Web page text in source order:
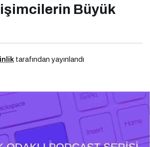
Büyük
tarafından yayınlandı